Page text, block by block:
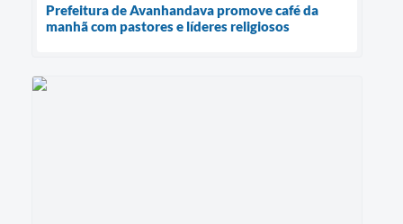
Prefeitura de Avanhandava promove café da
manhã com pastores e líderes religiosos